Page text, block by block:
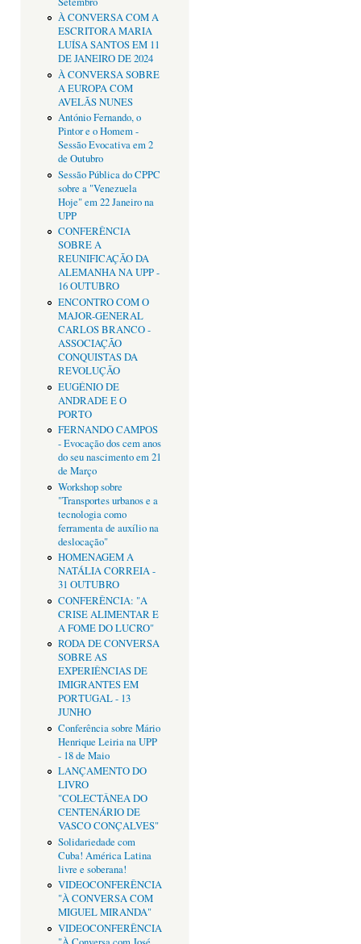
À CONVERSA COM A
ESCRITORA MARIA
LUÍSA SANTOS EM 11
DE JANEIRO DE 2024
À CONVERSA SOBRE
A EUROPA COM
AVELÃS NUNES
António Fernando, o
Pintor e o Homem -
Sessão Evocativa em 2
de Outubro
Sessão Pública do CPPC
sobre a "Venezuela
Hoje" em 22 Janeiro na
UPP
CONFERÊNCIA
SOBRE A
REUNIFICAÇÃO DA
ALEMANHA NA UPP -
16 OUTUBRO
ENCONTRO COM O
MAJOR-GENERAL
CARLOS BRANCO -
ASSOCIAÇÃO
CONQUISTAS DA
REVOLUÇÃO
EUGÉNIO DE
ANDRADE E O
PORTO
FERNANDO CAMPOS
- Evocação dos cem anos
do seu nascimento em 21
de Março
Workshop sobre
"Transportes urbanos e a
tecnologia como
ferramenta de auxílio na
deslocação"
HOMENAGEM A
NATÁLIA CORREIA -
31 OUTUBRO
CONFERÊNCIA: "A
CRISE ALIMENTAR E
A FOME DO LUCRO"
RODA DE CONVERSA
SOBRE AS
EXPERIÊNCIAS DE
IMIGRANTES EM
PORTUGAL - 13
JUNHO
Conferência sobre Mário
Henrique Leiria na UPP
- 18 de Maio
LANÇAMENTO DO
LIVRO
"COLECTÂNEA DO
CENTENÁRIO DE
VASCO CONÇALVES"
Solidariedade com
Cuba! América Latina
livre e soberana!
VIDEOCONFERÊNCIA
"À CONVERSA COM
MIGUEL MIRANDA"
VIDEOCONFERÊNCIA